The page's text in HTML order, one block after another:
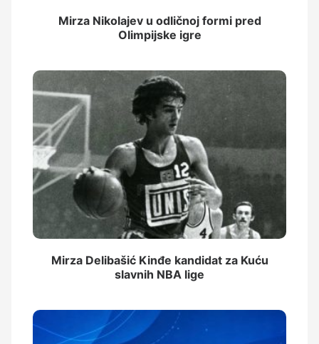
Mirza Nikolajev u odličnoj formi pred
Olimpijske igre
Mirza Delibašić Kinđe kandidat za Kuću
slavnih NBA lige